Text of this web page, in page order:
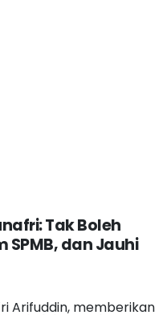
Tak Boleh
dan Jauhi